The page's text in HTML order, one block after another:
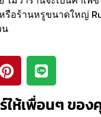
รือร้านหรูขนาดใหญ่
น
ให้เพื่อนๆ ขอ